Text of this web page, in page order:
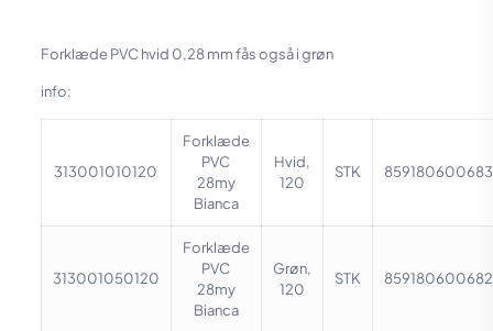
Forklæde PVC hvid 0,28 mm fås også i grøn
info:
313001010120
Forklæde
PVC
28my
Bianca
Hvid,
120
STK
313001050120
Forklæde
PVC
28my
Bianca
Grøn,
120
STK